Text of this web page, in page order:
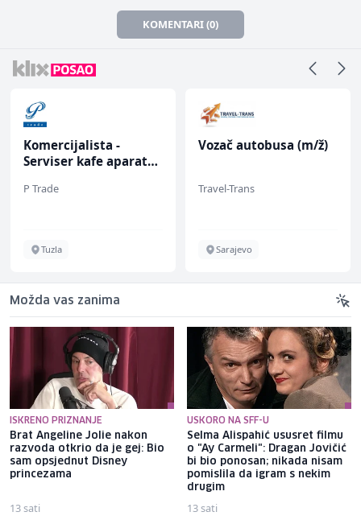
KOMENTARI (0)
Komercijalista -
Serviser kafe aparata
P Trade
Tuzla
Vozač autobusa (m/ž)
Travel-Trans
Sarajevo
Možda vas zanima
ISKRENO PRIZNANJE
Brat Angeline Jolie nakon
razvoda otkrio da je gej: Bio
sam opsjednut Disney
princezama
13 sati
USKORO NA SFF-U
Selma Alispahić ususret filmu
o "Ay Carmeli": Dragan Jovičić
bi bio ponosan; nikada nisam
pomislila da igram s nekim
drugim
13 sati